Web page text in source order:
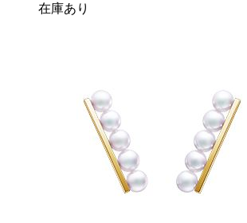
在庫あり